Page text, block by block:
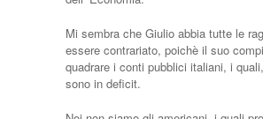
Mi sembra che Giulio abbia tutte le
essere contrariato, poichè il suo
quadrare i conti pubblici italiani, i
sono in deficit.